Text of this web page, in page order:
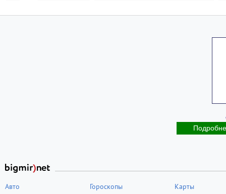
Авто
Гороскопы
Карты